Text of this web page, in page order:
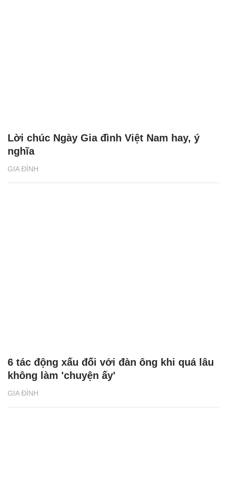
GIA ĐÌNH
Lời chúc Ngày Gia đình Việt Nam hay, ý
nghĩa
GIA ĐÌNH
6 tác động xấu đối với đàn ông khi quá lâu
không làm 'chuyện ấy'